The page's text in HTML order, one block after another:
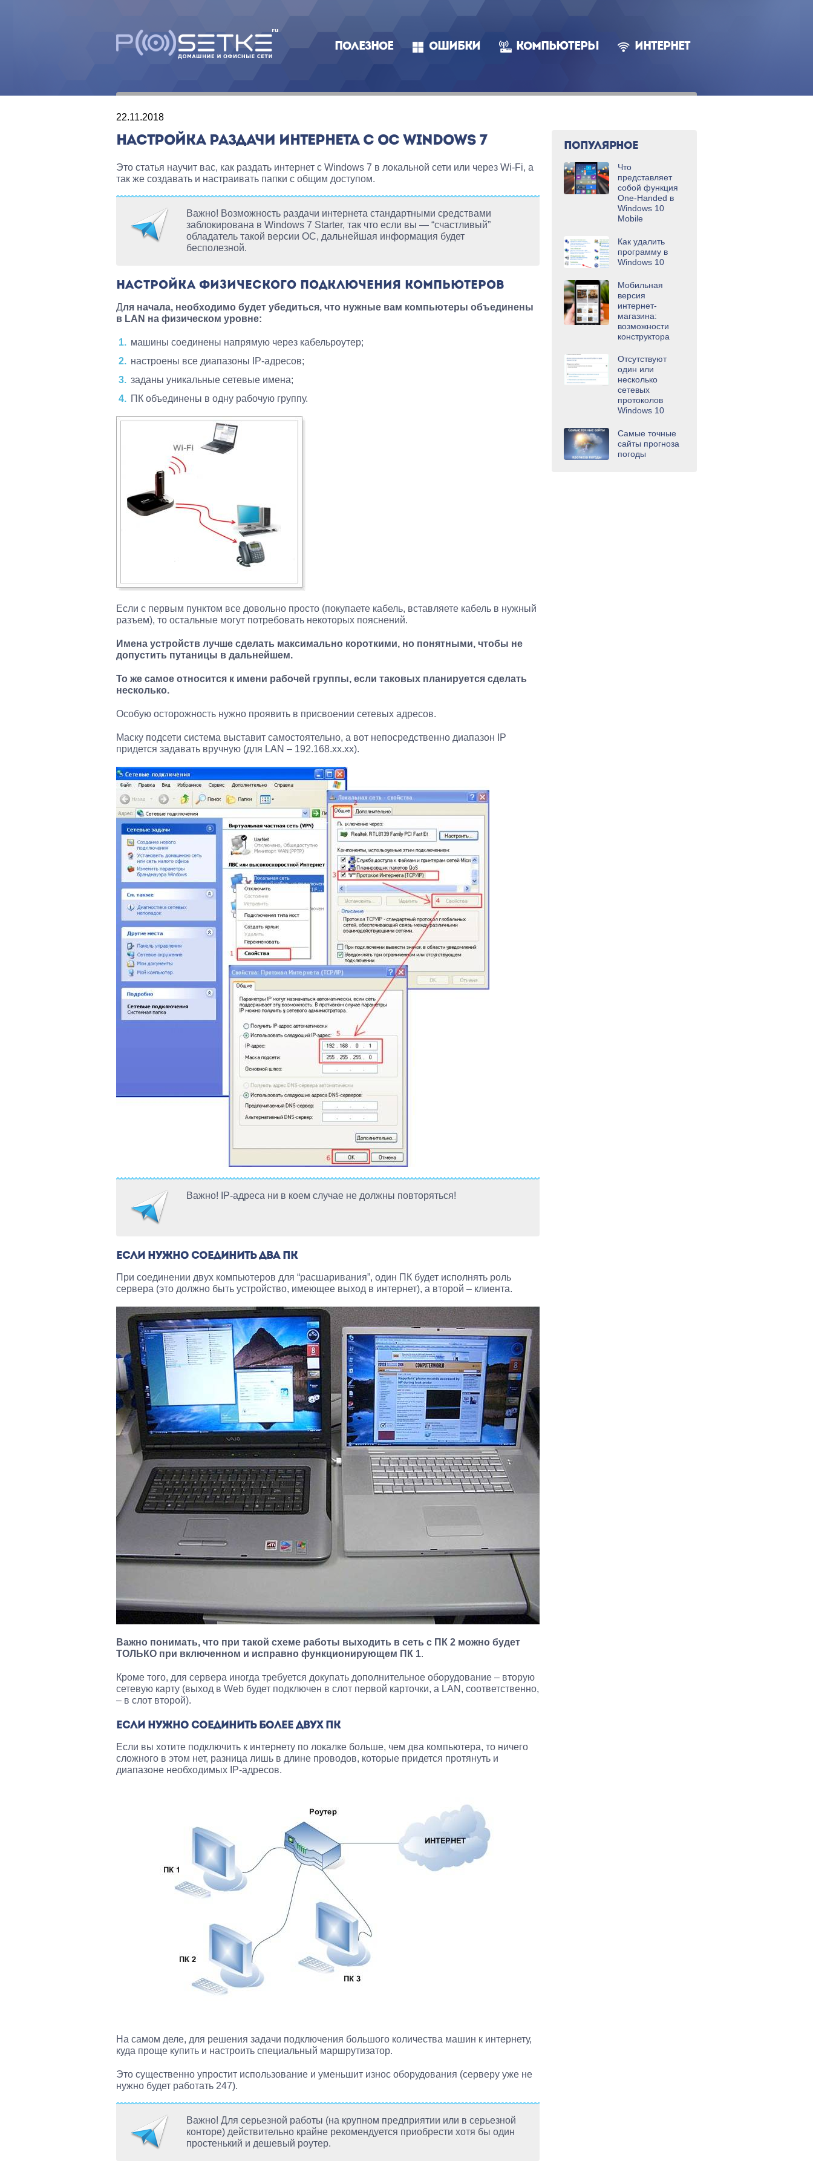
ПОЛЕЗНОЕ ОШИБКИ КОМПЬЮТЕРЫ ИНТЕРНЕТ
22.11.2018
НАСТРОЙКА РАЗДАЧИ ИНТЕРНЕТА С ОС WINDOWS 7
Это статья научит вас, как раздать интернет с Windows 7 в локальной сети или через Wi-Fi, а
так же создавать и настраивать папки с общим доступом.
Важно! Возможность раздачи интернета стандартными средствами
заблокирована в Windows 7 Starter, так что если вы — “счастливый”
обладатель такой версии ОС, дальнейшая информация будет
бесполезной.
НАСТРОЙКА ФИЗИЧЕСКОГО ПОДКЛЮЧЕНИЯ КОМПЬЮТЕРОВ
Для начала, необходимо будет убедиться, что нужные вам компьютеры объединены
в LAN на физическом уровне:
машины соединены напрямую через кабельроутер;
настроены все диапазоны IP-адресов;
заданы уникальные сетевые имена;
ПК объединены в одну рабочую группу.
Если с первым пунктом все довольно просто (покупаете кабель, вставляете кабель в нужный
разъем), то остальные могут потребовать некоторых пояснений.
Имена устройств лучше сделать максимально короткими, но понятными, чтобы не
допустить путаницы в дальнейшем.
То же самое относится к имени рабочей группы, если таковых планируется сделать
несколько.
Особую осторожность нужно проявить в присвоении сетевых адресов.
Маску подсети система выставит самостоятельно, а вот непосредственно диапазон IP
придется задавать вручную (для LAN – 192.168.xx.xx).
Важно! IP-адреса ни в коем случае не должны повторяться!
ЕСЛИ НУЖНО СОЕДИНИТЬ ДВА ПК
При соединении двух компьютеров для “расшаривания”, один ПК будет исполнять роль
сервера (это должно быть устройство, имеющее выход в интернет), а второй – клиента.
Важно понимать, что при такой схеме работы выходить в сеть с ПК 2 можно будет
ТОЛЬКО при включенном и исправно функционирующем ПК 1.
Кроме того, для сервера иногда требуется докупать дополнительное оборудование – вторую
сетевую карту (выход в Web будет подключен в слот первой карточки, а LAN, соответственно,
– в слот второй).
ЕСЛИ НУЖНО СОЕДИНИТЬ БОЛЕЕ ДВУХ ПК
Если вы хотите подключить к интернету по локалке больше, чем два компьютера, то ничего
сложного в этом нет, разница лишь в длине проводов, которые придется протянуть и
диапазоне необходимых IP-адресов.
На самом деле, для решения задачи подключения большого количества машин к интернету,
куда проще купить и настроить специальный маршрутизатор.
Это существенно упростит использование и уменьшит износ оборудования (серверу уже не
нужно будет работать 247).
Важно! Для серьезной работы (на крупном предприятии или в серьезной
конторе) действительно крайне рекомендуется приобрести хотя бы один
простенький и дешевый роутер.
ПОПУЛЯРНОЕ
Что
представляет
собой функция
One-Handed в
Windows 10
Mobile
Как удалить
программу в
Windows 10
Мобильная
версия
интернет-
магазина:
возможности
конструктора
Отсутствуют
один или
несколько
сетевых
протоколов
Windows 10
Самые точные
сайты прогноза
погоды